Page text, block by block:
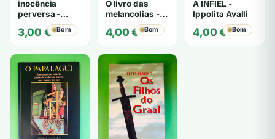
inocência
perversa -
PATRICIA
HIGHSMITH
3,00 € Bom
O livro das
melancolias -
Mantegazza
4,00€ Bom
A INFIEL -
Ippolita Avalli
4,00€ Bom